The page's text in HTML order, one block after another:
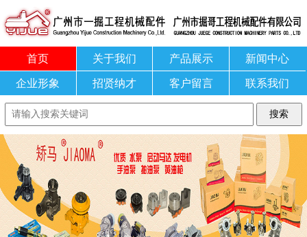
首页 关于我们 产品展示 新闻中心
企业形象 招贤纳才 客户留言 联系我们